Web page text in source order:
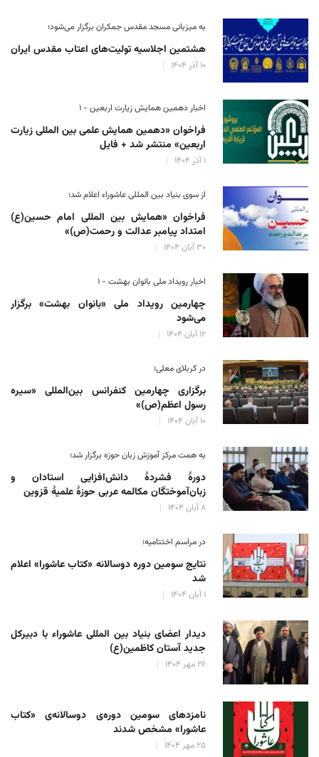
به میزبانی مسجد مقدس جمکران برگزار می‌شود؛
هشتمین اجلاسیه تولیت‌های اعتاب مقدس ایران
۱۰ آذر ۱۴۰۴
اخبار دهمین همایش زیارت اربعین - ۱
فراخوان «دهمین همایش علمی بین المللی زیارت
اربعین» منتشر شد + فایل
۱ آذر ۱۴۰۴
از سوی بنیاد بین المللی عاشوراء اعلام شد؛
فراخوان «همایش بین المللی امام حسین(ع)
امتداد پیامبر عدالت و رحمت(ص)»
۳۰ آبان ۱۴۰۴
اخبار رویداد ملی بانوان بهشت - ۱
چهارمین رویداد ملی «بانوان بهشت» برگزار
می‌شود
۱۲ آبان ۱۴۰۴
در کربلای معلی؛
برگزاری چهارمین کنفرانس بین‌المللی «سیره
رسول اعظم(ص)»
۱۰ آبان ۱۴۰۴
به همت مرکز آموزش زبان حوزه‌ برگزار شد؛
دورهٔ فشردهٔ دانش‌افزایی استادان و
زبان‌آموختگان مکالمه عربی حوزهٔ علمیهٔ قزوین
۸ آبان ۱۴۰۴
در مراسم اختتامیه؛
نتایج سومین دوره‌ دوسالانه‌ «کتاب عاشورا» اعلام
شد
۱ آبان ۱۴۰۴
دیدار اعضای بنیاد بین المللی عاشوراء با دبیرکل
جدید آستان کاظمین(ع)
۲۶ مهر ۱۴۰۴
نامزدهای سومین دوره‌ی دوسالانه‌ی «کتاب
عاشورا» مشخص شدند
۲۵ مهر ۱۴۰۴